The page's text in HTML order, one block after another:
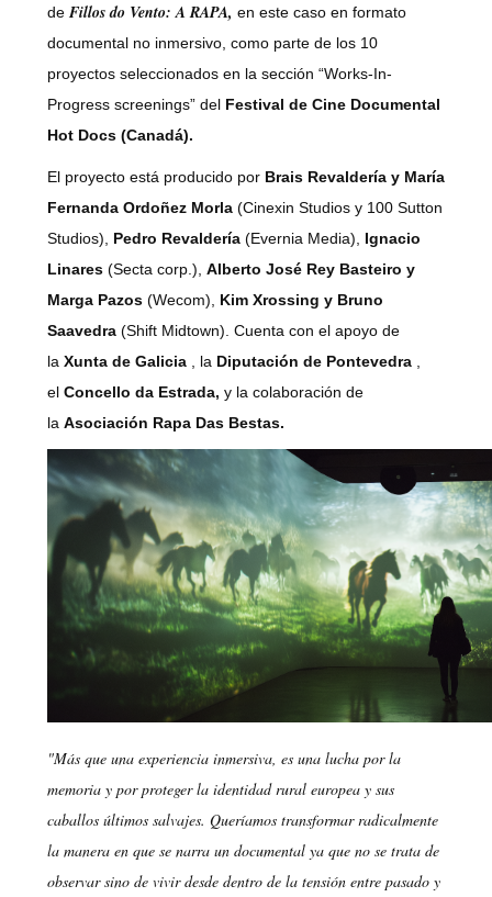
de Fillos do Vento: A RAPA, en este caso en formato
documental no inmersivo, como parte de los 10
proyectos seleccionados en la sección “Works-In-
Progress screenings” del Festival de Cine Documental
Hot Docs (Canadá).
El proyecto está producido por Brais Revaldería y María
Fernanda Ordoñez Morla(Cinexin Studios y 100 Sutton
Studios), Pedro Revaldería(Evernia Media), Ignacio
Linares(Secta corp.), Alberto José Rey Basteiro y
Marga Pazos(Wecom), Kim Xrossing y Bruno
Saavedra(Shift Midtown). Cuenta con el apoyo de
la Xunta de Galicia, la Diputación de Pontevedra,
el Concello da Estrada, y la colaboración de
la Asociación Rapa Das Bestas.
"Más que una experiencia inmersiva, es una lucha por la
memoria y por proteger la identidad rural europea y sus
caballos últimos salvajes. Queríamos transformar radicalmente
la manera en que se narra un documental ya que no se trata de
observar sino de vivir desde dentro de la tensión entre pasado y